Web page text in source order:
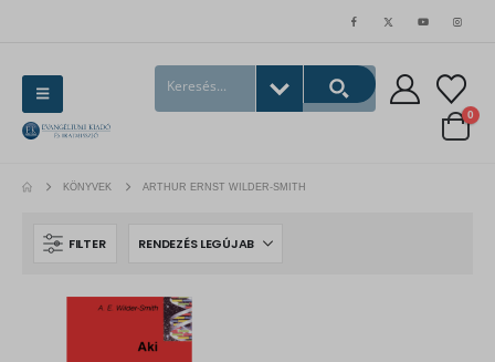
0
KÖNYVEK ARTHUR ERNST WILDER-SMITH
FILTER